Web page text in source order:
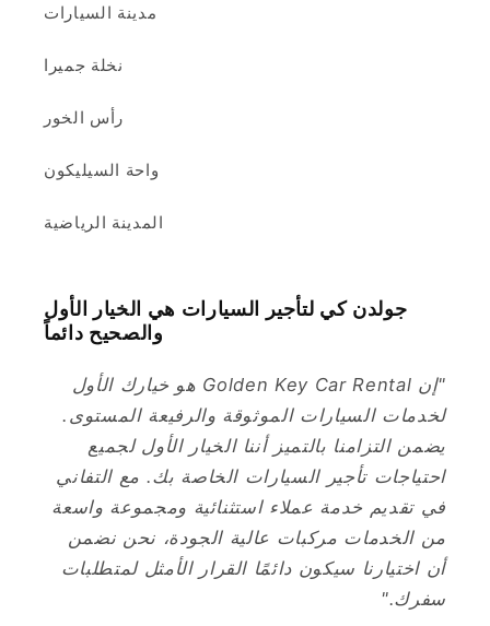
مدينة السيارات
نخلة جميرا
رأس الخور
واحة السيليكون
المدينة الرياضية
جولدن كي لتأجير السيارات هي الخيار الأول
والصحيح دائماً
"إن Golden Key Car Rental هو خيارك الأول
لخدمات السيارات الموثوقة والرفيعة المستوى.
يضمن التزامنا بالتميز أننا الخيار الأول لجميع
احتياجات تأجير السيارات الخاصة بك. مع التفاني
في تقديم خدمة عملاء استثنائية ومجموعة واسعة
من الخدمات مركبات عالية الجودة، نحن نضمن
أن اختيارنا سيكون دائمًا القرار الأمثل لمتطلبات
سفرك."